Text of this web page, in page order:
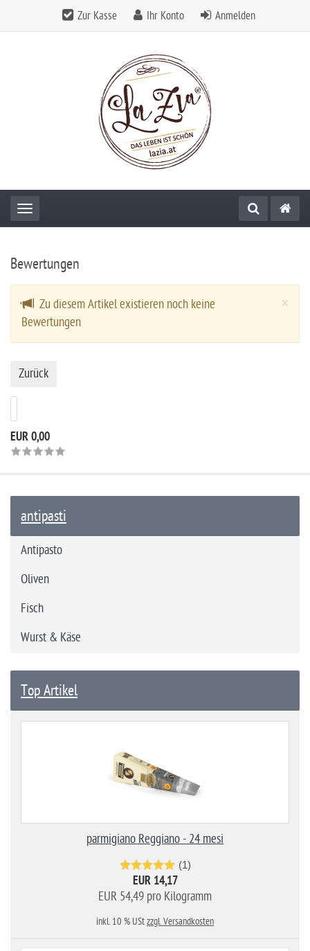
Zur Kasse Ihr Konto Anmelden
Toggle navigation
Bewertungen
×
Zu diesem Artikel existieren noch keine
Bewertungen
Zurück
EUR 0,00
antipasti
Antipasto
Oliven
Fisch
Wurst & Käse
Top Artikel
parmigiano Reggiano - 24 mesi
(1)
EUR 14,17
EUR 54,49 pro Kilogramm
inkl. 10 % UStzzgl. Versandkosten